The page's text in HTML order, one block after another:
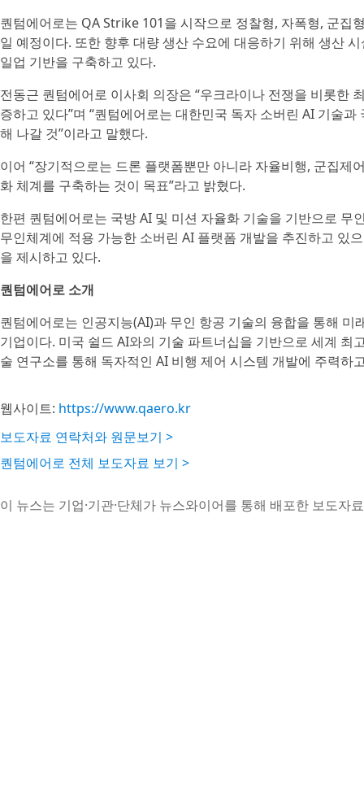
퀀텀에어로는 QA Strike 101을 시작으로 정찰형, 자폭형, 군집
일 예정이다. 또한 향후 대량 생산 수요에 대응하기 위해 생산
일업 기반을 구축하고 있다.
전동근 퀀텀에어로 이사회 의장은 “우크라이나 전쟁을 비롯한
증하고 있다”며 “퀀텀에어로는 대한민국 독자 소버린 AI 기술
해 나갈 것”이라고 말했다.
이어 “장기적으로는 드론 플랫폼뿐만 아니라 자율비행, 군집
화 체계를 구축하는 것이 목표”라고 밝혔다.
한편 퀀텀에어로는 국방 AI 및 미션 자율화 기술을 기반으로 무
무인체계에 적용 가능한 소버린 AI 플랫폼 개발을 추진하고 있
을 제시하고 있다.
퀀텀에어로 소개
퀀텀에어로는 인공지능(AI)과 무인 항공 기술의 융합을 통해
기업이다. 미국 쉴드 AI와의 기술 파트너십을 기반으로 세계
술 연구소를 통해 독자적인 AI 비행 제어 시스템 개발에 주력하
웹사이트: https://www.qaero.kr
보도자료 연락처와 원문보기 >
퀀텀에어로 전체 보도자료 보기 >
이 뉴스는 기업·기관·단체가 뉴스와이어를 통해 배포한 보도자